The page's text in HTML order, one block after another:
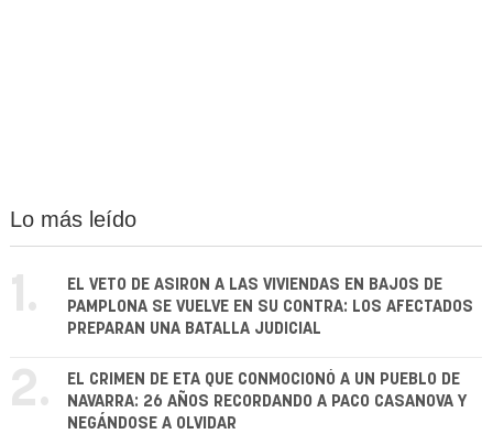
Lo más leído
1.
EL VETO DE ASIRON A LAS VIVIENDAS EN BAJOS DE
PAMPLONA SE VUELVE EN SU CONTRA: LOS AFECTADOS
PREPARAN UNA BATALLA JUDICIAL
2.
EL CRIMEN DE ETA QUE CONMOCIONÓ A UN PUEBLO DE
NAVARRA: 26 AÑOS RECORDANDO A PACO CASANOVA Y
NEGÁNDOSE A OLVIDAR